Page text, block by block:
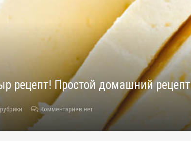
рецепт! Простой домашний рецепт
Комментариев нет